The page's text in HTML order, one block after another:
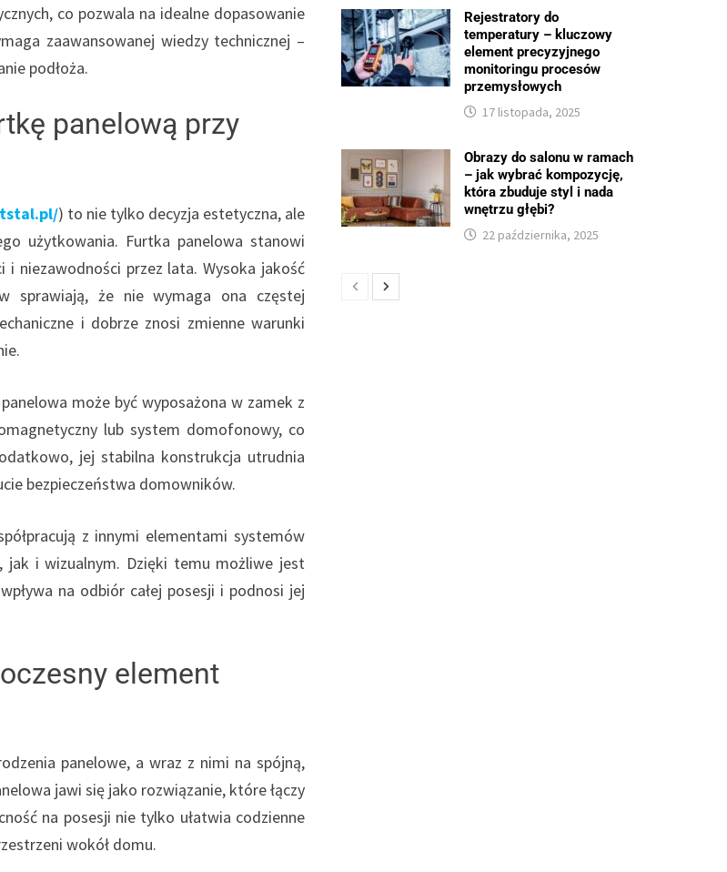
co pozwala na idealne dopasowanie
zaawansowanej wiedzy technicznej –
podłoża.
panelową przy
) to nie tylko decyzja estetyczna, ale
użytkowania. Furtka panelowa stanowi
niezawodności przez lata. Wysoka jakość
sprawiają, że nie wymaga ona częstej
i dobrze znosi zmienne warunki
może być wyposażona w zamek z
lub system domofonowy, co
jej stabilna konstrukcja utrudnia
bezpieczeństwa domowników.
z innymi elementami systemów
i wizualnym. Dzięki temu możliwe jest
na odbiór całej posesji i podnosi jej
element
panelowe, a wraz z nimi na spójną,
jawi się jako rozwiązanie, które łączy
na posesji nie tylko ułatwia codzienne
wokół domu.
Rejestratory do
temperatury – kluczowy
element precyzyjnego
monitoringu procesów
przemysłowych
17 listopada, 2025
Obrazy do salonu w ramach
– jak wybrać kompozycję,
która zbuduje styl i nada
wnętrzu głębi?
22 października, 2025